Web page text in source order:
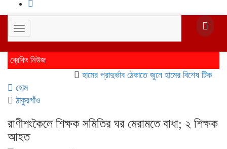
Toggle
navigation
ব্রেকিং নিউজ
হামের প্রাদুর্ভাব ঠেকাতে জুনে হামের বিশেষ টিকাদান;
হোম
ঠাকুরগাঁও
রাণীশংকৈলে শিক্ষক সমিতির ঘর মেরামতে বাধা; ২ শিক্ষক
আহত